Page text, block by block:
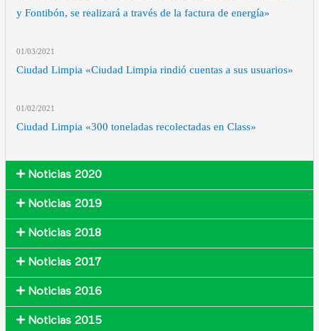
y Fontibón, se realizará a través de la factura de energía»
01/03/2021
Ciudad Limpia «Ciudad Limpia rindió cuentas a sus usuarios»
01/02/2021
Ciudad Limpia «300 toneladas recolectadas en Class»
Noticias 2020
Noticias 2019
Noticias 2018
Noticias 2017
Noticias 2016
Noticias 2015